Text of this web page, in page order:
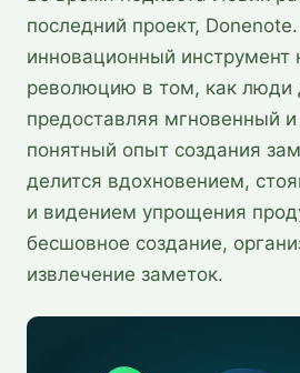
последний проект,
инновационный инструмент
революцию в том, как люди
предоставляя мгновенный и
понятный опыт создания
делится вдохновением,
и видением упрощения
бесшовное создание,
извлечение заметок.